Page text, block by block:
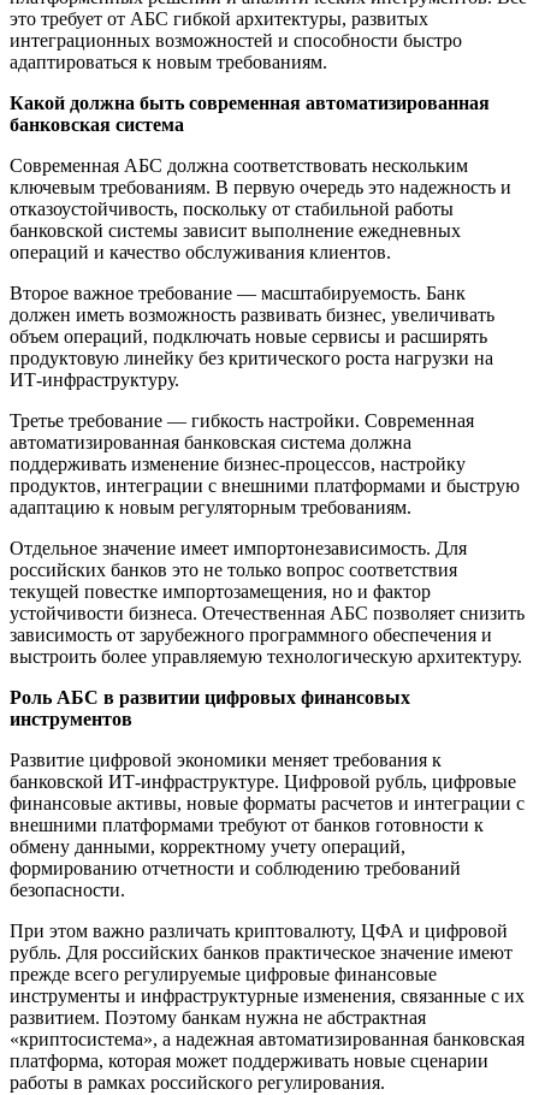
это требует от АБС гибкой архитектуры, развитых
интеграционных возможностей и способности быстро
адаптироваться к новым требованиям.
Какой должна быть современная автоматизированная
банковская система
Современная АБС должна соответствовать нескольким
ключевым требованиям. В первую очередь это надежность и
отказоустойчивость, поскольку от стабильной работы
банковской системы зависит выполнение ежедневных
операций и качество обслуживания клиентов.
Второе важное требование — масштабируемость. Банк
должен иметь возможность развивать бизнес, увеличивать
объем операций, подключать новые сервисы и расширять
продуктовую линейку без критического роста нагрузки на
ИТ-инфраструктуру.
Третье требование — гибкость настройки. Современная
автоматизированная банковская система должна
поддерживать изменение бизнес-процессов, настройку
продуктов, интеграции с внешними платформами и быструю
адаптацию к новым регуляторным требованиям.
Отдельное значение имеет импортонезависимость. Для
российских банков это не только вопрос соответствия
текущей повестке импортозамещения, но и фактор
устойчивости бизнеса. Отечественная АБС позволяет снизить
зависимость от зарубежного программного обеспечения и
выстроить более управляемую технологическую архитектуру.
Роль АБС в развитии цифровых финансовых
инструментов
Развитие цифровой экономики меняет требования к
банковской ИТ-инфраструктуре. Цифровой рубль, цифровые
финансовые активы, новые форматы расчетов и интеграции с
внешними платформами требуют от банков готовности к
обмену данными, корректному учету операций,
формированию отчетности и соблюдению требований
безопасности.
При этом важно различать криптовалюту, ЦФА и цифровой
рубль. Для российских банков практическое значение имеют
прежде всего регулируемые цифровые финансовые
инструменты и инфраструктурные изменения, связанные с их
развитием. Поэтому банкам нужна не абстрактная
«криптосистема», а надежная автоматизированная банковская
платформа, которая может поддерживать новые сценарии
работы в рамках российского регулирования.